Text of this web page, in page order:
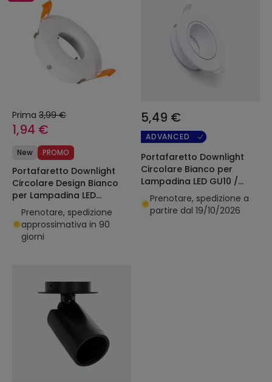
Prima 3,99 €
1,94 €
New PROMO
Portafaretto Downlight
Circolare Design Bianco
per Lampadina LED
GU10/GU5.3 Foro Ø 70 mm
Prenotare, spedizione
approssimativa in 90
giorni
5,49 €
ADVANCED
Portafaretto Downlight
Circolare Bianco per
Lampadina LED GU10 /
GU5.3 Foro Ø 75 mm
Prenotare, spedizione a
partire dal 19/10/2026